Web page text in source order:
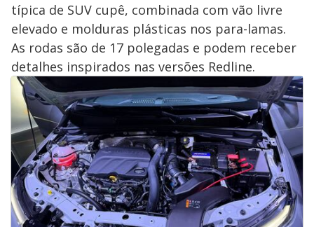
típica de SUV cupê, combinada com vão livre
elevado e molduras plásticas nos para-lamas.
As rodas são de 17 polegadas e podem receber
detalhes inspirados nas versões Redline.